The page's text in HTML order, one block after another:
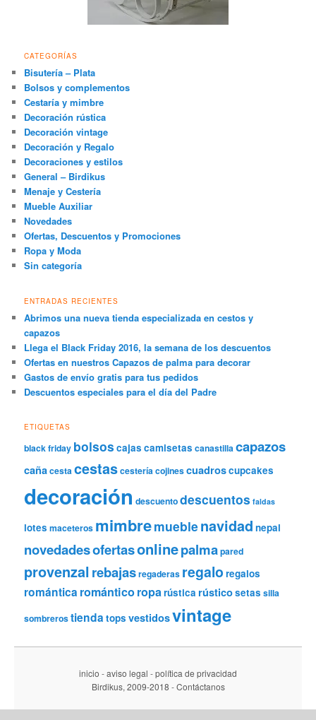
CATEGORÍAS
Bisutería – Plata
Bolsos y complementos
Cestaría y mimbre
Decoración rústica
Decoración vintage
Decoración y Regalo
Decoraciones y estilos
General – Birdikus
Menaje y Cestería
Mueble Auxiliar
Novedades
Ofertas, Descuentos y Promociones
Ropa y Moda
Sin categoría
ENTRADAS RECIENTES
Abrimos una nueva tienda especializada en cestos y
capazos
Llega el Black Friday 2016, la semana de los descuentos
Ofertas en nuestros Capazos de palma para decorar
Gastos de envío gratis para tus pedidos
Descuentos especiales para el día del Padre
ETIQUETAS
black friday bolsos cajas camisetas canastillacapazos
cañacestacestascesteríacojinescuadroscupcakes
decoración descuentodescuentos faldas
lotes maceteros mimbremueblenavidad nepal
novedadesofertasonlinepalmapared
provenzalrebajasregaderas regalo regalos
romántica románticoroparústica rústicosetas silla
sombrerostienda tops vestidosvintage
inicio -aviso legal -política de privacidad
Birdikus, 2009-2018 -Contáctanos